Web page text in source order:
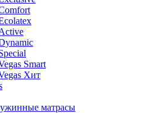
Smart
Хит
матрасы